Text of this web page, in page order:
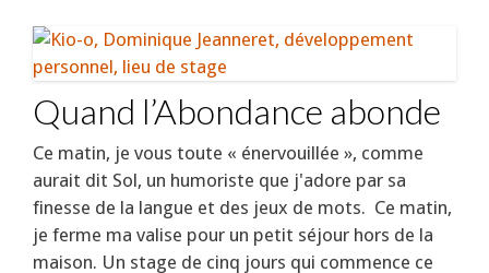
Quand l’Abondance abonde
Ce matin, je vous toute « énervouillée », comme
aurait dit Sol, un humoriste que j'adore par sa
finesse de la langue et des jeux de mots. Ce matin,
je ferme ma valise pour un petit séjour hors de la
maison. Un stage de cinq jours qui commence ce